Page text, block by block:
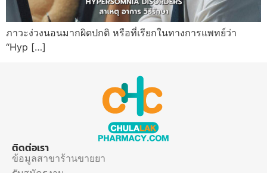
ภาวะง่วงนอนมากผิดปกติ หรือที่เรียกในทางการแพทย์ว่า
“Hyp […]
ติดต่อเรา
ข้อมูลสาขาร้านขายยา